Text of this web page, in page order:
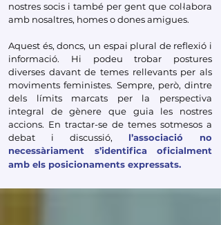
nostres socis i també per gent que col·labora
amb nosaltres, homes o dones amigues.
Aquest és, doncs, un espai plural de reflexió i
informació. Hi podeu trobar postures
diverses davant de temes rellevants per als
moviments feministes. Sempre, però, dintre
dels límits marcats per la perspectiva
integral de gènere que guia les nostres
accions. En tractar-se de temes sotmesos a
debat i discussió,
l’associació no
necessàriament s’identifica oficialment
amb els posicionaments expressats.